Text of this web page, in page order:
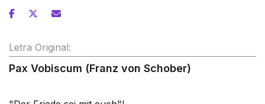
Letra Original:
Pax Vobiscum (Franz von Schober)